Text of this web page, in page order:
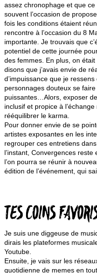
assez chronophage et que ce
souvent l’occasion de
fois les conditions étaient
rencontre à l’occasion du 8
importante. Je trouvais que
potentiel de cette journée
des femmes. En plus, on
disons que j’avais envie de
d’impuissance que je
personnages douteux se
puissantes…Alors, exposer
inclusif et propice à
rééquilibrer le karma.
Pour donner envie de se
artistes exposantes en les
regrouper ces entretiens
l’instant, Convergences
l’on pourra se réunir à
édition de l’événement, qui
TES COINS
Je suis une diggeuse de
dirais les plateformes
Youtube.
Ensuite, je vais sur les
quotidienne de memes en